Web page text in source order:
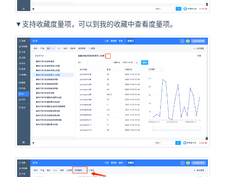
▼支持收藏度量项，可以到我的收藏中查看度量项。